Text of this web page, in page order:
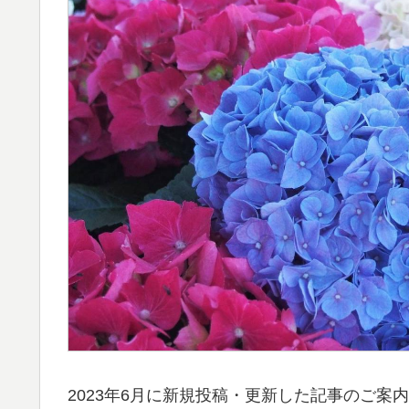
2023年6月に新規投稿・更新した記事のご案